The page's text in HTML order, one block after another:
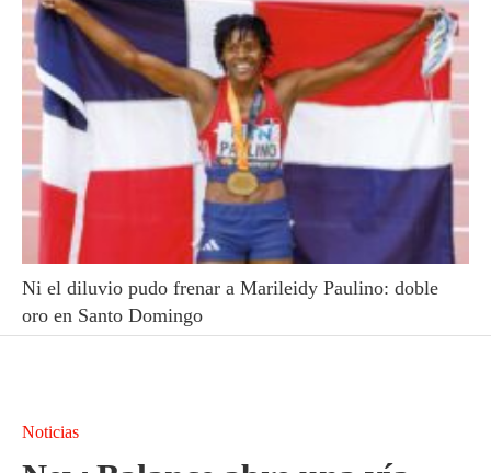
Ni el diluvio pudo frenar a Marileidy Paulino: doble
oro en Santo Domingo